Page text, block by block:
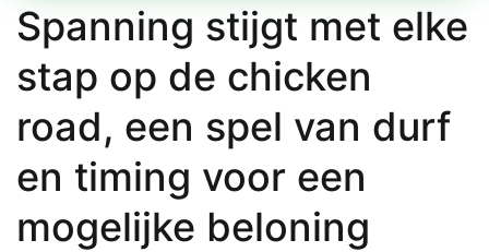
Spanning stijgt met elke
stap op de chicken
road, een spel van durf
en timing voor een
mogelijke beloning